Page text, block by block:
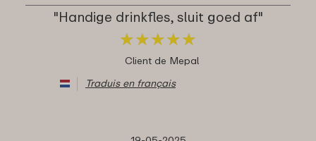
"Handige drinkfles, sluit goed af"
★★★★★
★★★★★
Client de Mepal
Traduis en français